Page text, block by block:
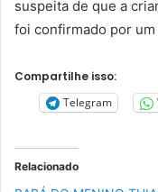
suspeita de que a
foi confirmado por um
Compartilhe isso:
Telegram
Relacionado